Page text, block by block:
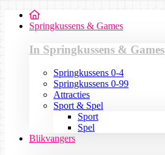
Springkussens & Games
In Springkussens & Games
Springkussens 0-4
Springkussens 0-99
Attracties
Sport & Spel
Sport
Spel
Blikvangers